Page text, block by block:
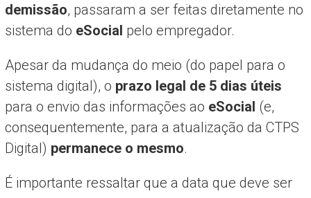
demissão, passaram a ser feitas diretamente no
sistema do eSocial pelo empregador.
Apesar da mudança do meio (do papel para o
sistema digital), o prazo legal de 5 dias úteis
para o envio das informações ao eSocial (e,
consequentemente, para a atualização da CTPS
Digital) permanece o mesmo.
É importante ressaltar que a data que deve ser